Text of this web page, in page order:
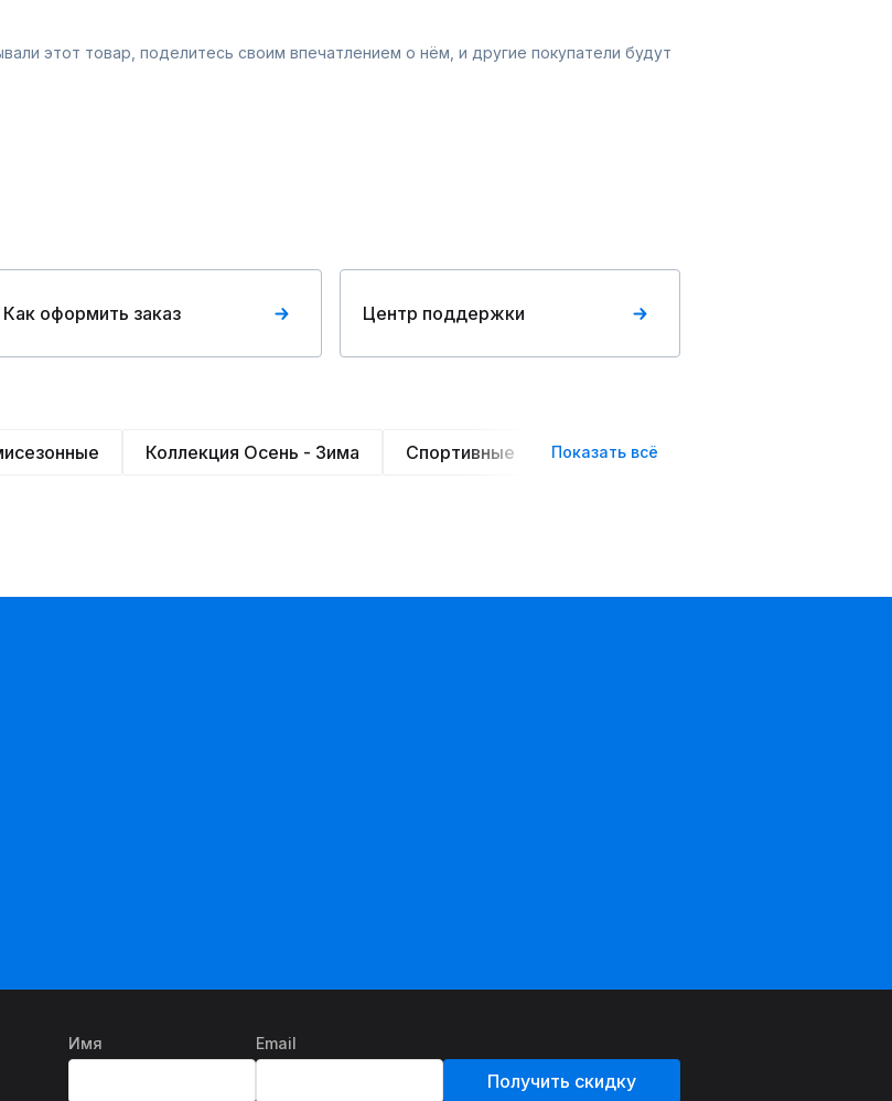
этот товар, поделитесь своим впечатлением о нём, и другие покупатели будут
Как оформить заказ Центр поддержки
Коллекция Осень - Зима Спортивные Повседневные
Показать всё
Имя Email
Получить скидку